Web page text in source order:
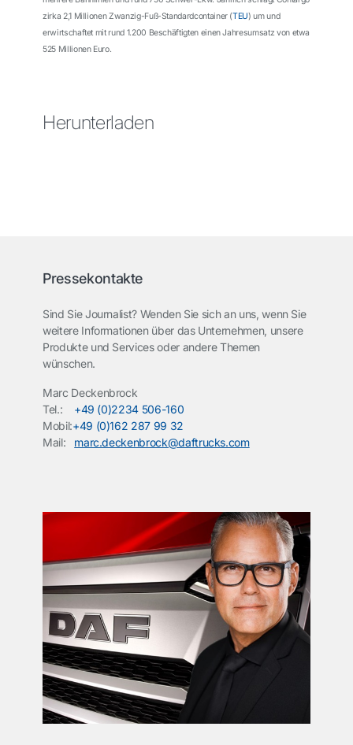
zirka 2,1 Millionen Zwanzig-Fuß-Standardcontainer (TEU) um und
erwirtschaftet mit rund 1.200 Beschäftigten einen Jahresumsatz von etwa
525 Millionen Euro.
Herunterladen
Pressekontakte
Sind Sie Journalist? Wenden Sie sich an uns, wenn Sie
weitere Informationen über das Unternehmen, unsere
Produkte und Services oder andere Themen
wünschen.
Marc Deckenbrock
Tel.: +49 (0)2234 506-160
Mobil:+49 (0)162 287 99 32
Mail: marc.deckenbrock@daftrucks.com